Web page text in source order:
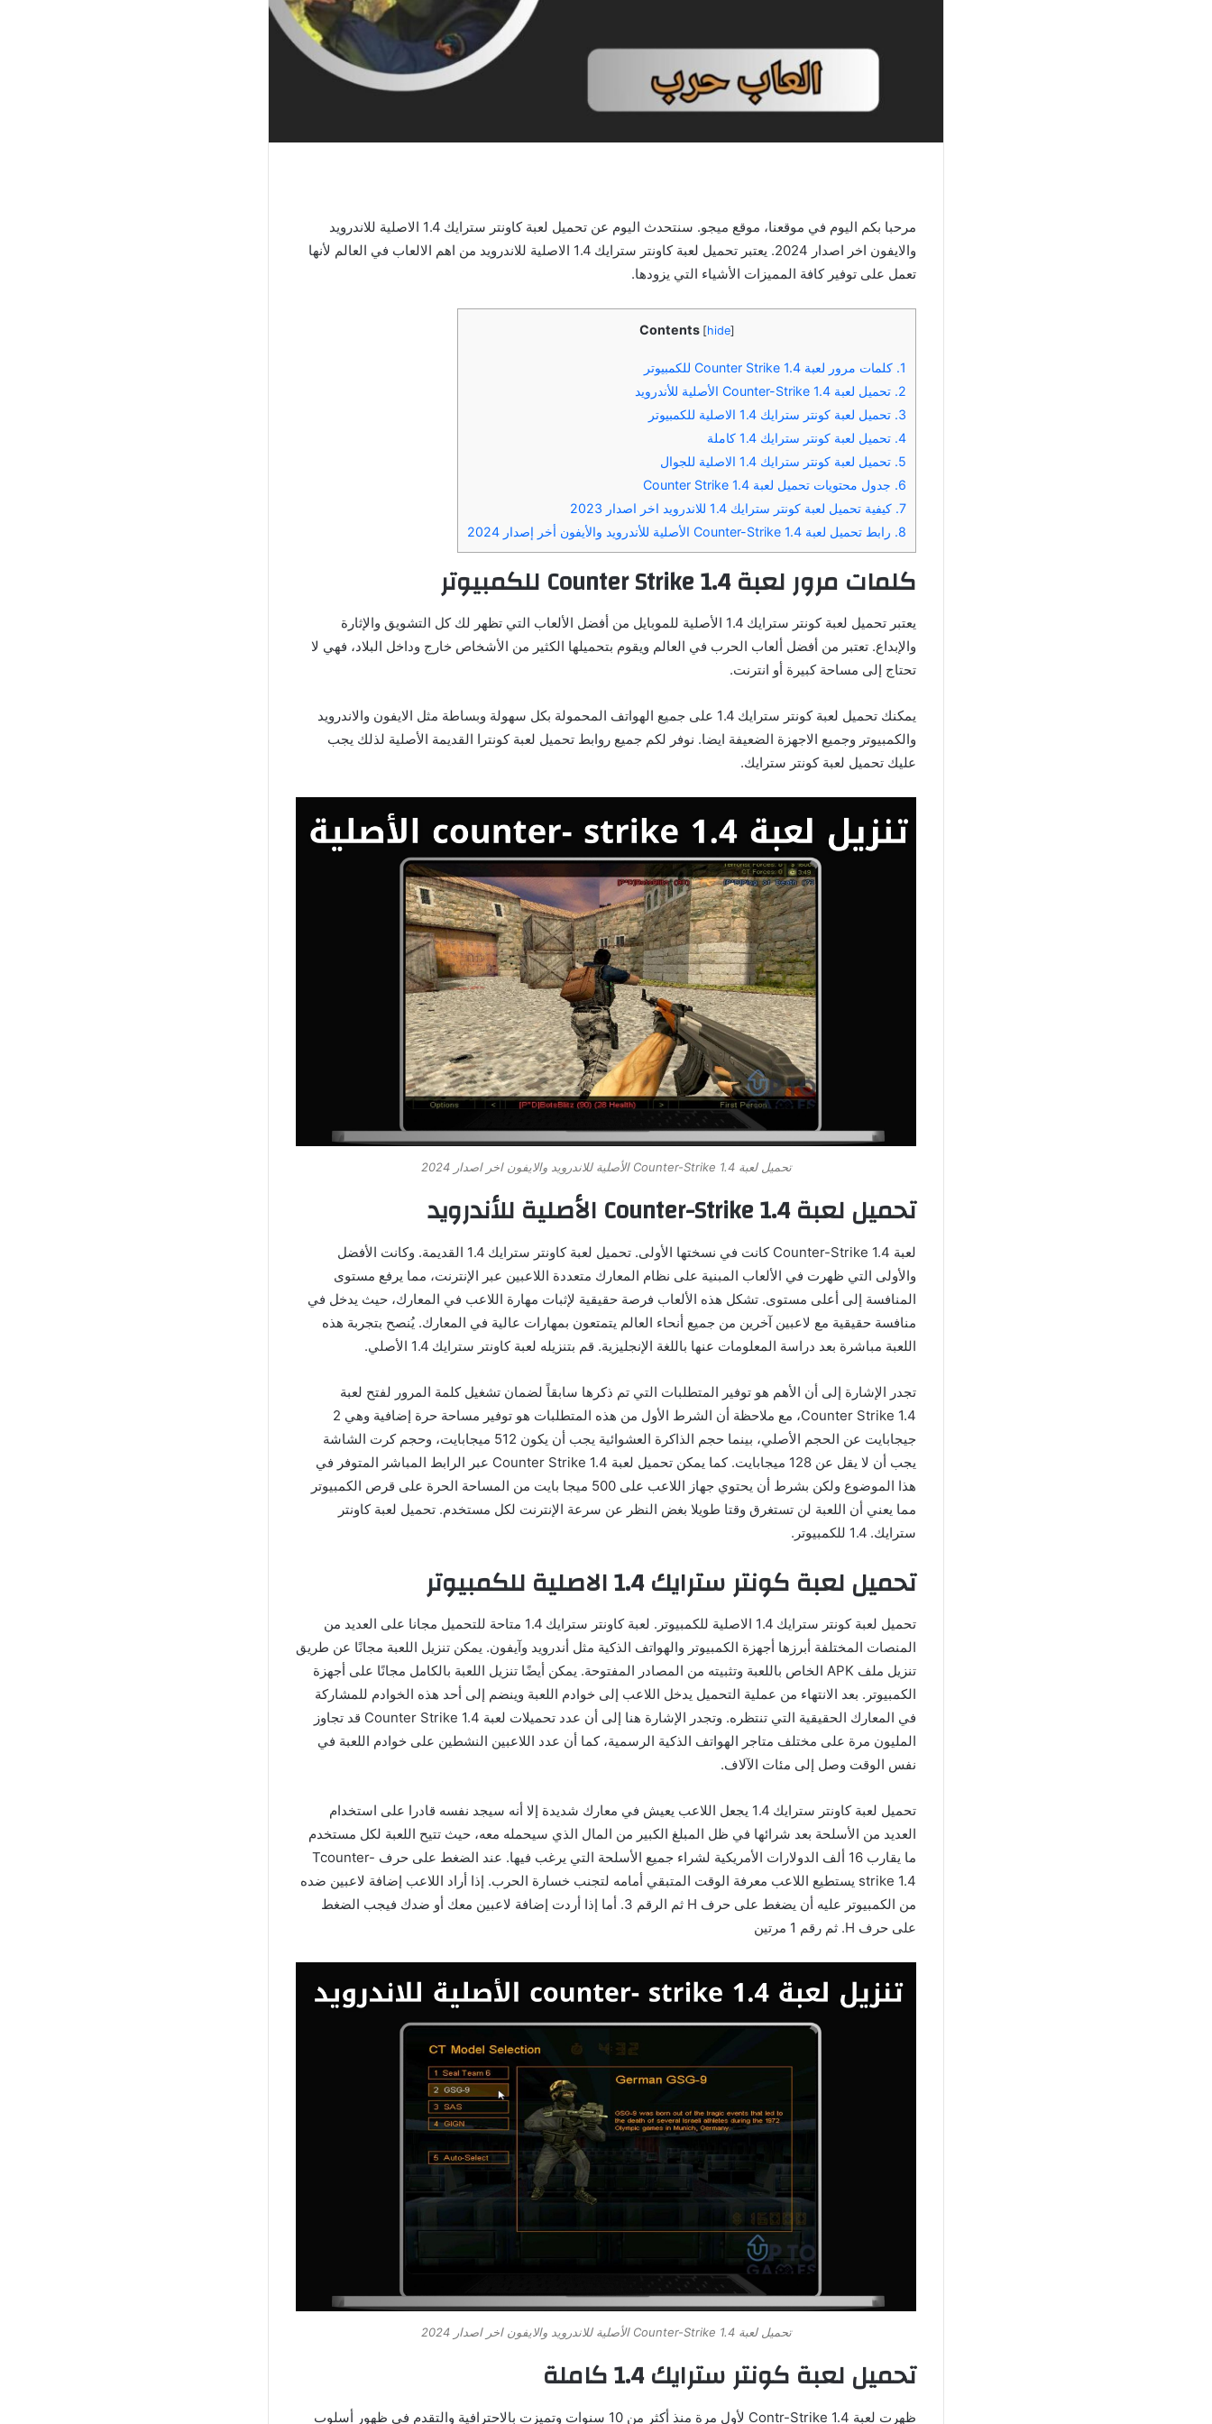
مرحبا بكم اليوم في موقعنا، موقع ميجو. سنتحدث اليوم عن تحميل لعبة كاونتر سترايك 1.4 الاصلية للاندرويد
والايفون اخر اصدار 2024. يعتبر تحميل لعبة كاونتر سترايك 1.4 الاصلية للاندرويد من اهم الالعاب في العالم لأنها
تعمل على توفير كافة المميزات الأشياء التي يزودها.
Contents [hide]
1. كلمات مرور لعبة Counter Strike 1.4 للكمبيوتر
2. تحميل لعبة Counter-Strike 1.4 الأصلية للأندرويد
3. تحميل لعبة كونتر سترايك 1.4 الاصلية للكمبيوتر
4. تحميل لعبة كونتر سترايك 1.4 كاملة
5. تحميل لعبة كونتر سترايك 1.4 الاصلية للجوال
6. جدول محتويات تحميل لعبة Counter Strike 1.4
7. كيفية تحميل لعبة كونتر سترايك 1.4 للاندرويد اخر اصدار 2023
8. رابط تحميل لعبة Counter-Strike 1.4 الأصلية للأندرويد والأيفون أخر إصدار 2024
كلمات مرور لعبة Counter Strike 1.4 للكمبيوتر
يعتبر تحميل لعبة كونتر سترايك 1.4 الأصلية للموبايل من أفضل الألعاب التي تظهر لك كل التشويق والإثارة
والإبداع. تعتبر من أفضل ألعاب الحرب في العالم ويقوم بتحميلها الكثير من الأشخاص خارج وداخل البلاد، فهي لا
تحتاج إلى مساحة كبيرة أو انترنت.
يمكنك تحميل لعبة كونتر سترايك 1.4 على جميع الهواتف المحمولة بكل سهولة وبساطة مثل الايفون والاندرويد
والكمبيوتر وجميع الاجهزة الضعيفة ايضا. نوفر لكم جميع روابط تحميل لعبة كونترا القديمة الأصلية لذلك يجب
عليك تحميل لعبة كونتر سترايك.
تحميل لعبة Counter-Strike 1.4 الأصلية للاندرويد والايفون اخر اصدار 2024
تحميل لعبة Counter-Strike 1.4 الأصلية للأندرويد
لعبة Counter-Strike 1.4 كانت في نسختها الأولى. تحميل لعبة كاونتر سترايك 1.4 القديمة. وكانت الأفضل
والأولى التي ظهرت في الألعاب المبنية على نظام المعارك متعددة اللاعبين عبر الإنترنت، مما يرفع مستوى
المنافسة إلى أعلى مستوى. تشكل هذه الألعاب فرصة حقيقية لإثبات مهارة اللاعب في المعارك، حيث يدخل في
منافسة حقيقية مع لاعبين آخرين من جميع أنحاء العالم يتمتعون بمهارات عالية في المعارك. يُنصح بتجربة هذه
اللعبة مباشرة بعد دراسة المعلومات عنها باللغة الإنجليزية. قم بتنزيله لعبة كاونتر سترايك 1.4 الأصلي.
تجدر الإشارة إلى أن الأهم هو توفير المتطلبات التي تم ذكرها سابقاً لضمان تشغيل كلمة المرور لفتح لعبة
Counter Strike 1.4، مع ملاحظة أن الشرط الأول من هذه المتطلبات هو توفير مساحة حرة إضافية وهي 2
جيجابايت عن الحجم الأصلي، بينما حجم الذاكرة العشوائية يجب أن يكون 512 ميجابايت، وحجم كرت الشاشة
يجب أن لا يقل عن 128 ميجابايت. كما يمكن تحميل لعبة Counter Strike 1.4 عبر الرابط المباشر المتوفر في
هذا الموضوع ولكن بشرط أن يحتوي جهاز اللاعب على 500 ميجا بايت من المساحة الحرة على قرص الكمبيوتر
مما يعني أن اللعبة لن تستغرق وقتا طويلا بغض النظر عن سرعة الإنترنت لكل مستخدم. تحميل لعبة كاونتر
سترايك. 1.4 للكمبيوتر.
تحميل لعبة كونتر سترايك 1.4 الاصلية للكمبيوتر
تحميل لعبة كونتر سترايك 1.4 الاصلية للكمبيوتر. لعبة كاونتر سترايك 1.4 متاحة للتحميل مجانا على العديد من
المنصات المختلفة أبرزها أجهزة الكمبيوتر والهواتف الذكية مثل أندرويد وآيفون. يمكن تنزيل اللعبة مجانًا عن طريق
تنزيل ملف APK الخاص باللعبة وتثبيته من المصادر المفتوحة. يمكن أيضًا تنزيل اللعبة بالكامل مجانًا على أجهزة
الكمبيوتر. بعد الانتهاء من عملية التحميل يدخل اللاعب إلى خوادم اللعبة وينضم إلى أحد هذه الخوادم للمشاركة
في المعارك الحقيقية التي تنتظره. وتجدر الإشارة هنا إلى أن عدد تحميلات لعبة Counter Strike 1.4 قد تجاوز
المليون مرة على مختلف متاجر الهواتف الذكية الرسمية، كما أن عدد اللاعبين النشطين على خوادم اللعبة في
نفس الوقت وصل إلى مئات الآلاف.
تحميل لعبة كاونتر سترايك 1.4 يجعل اللاعب يعيش في معارك شديدة إلا أنه سيجد نفسه قادرا على استخدام
العديد من الأسلحة بعد شرائها في ظل المبلغ الكبير من المال الذي سيحمله معه، حيث تتيح اللعبة لكل مستخدم
ما يقارب 16 ألف الدولارات الأمريكية لشراء جميع الأسلحة التي يرغب فيها. عند الضغط على حرف Tcounter-
strike 1.4 يستطيع اللاعب معرفة الوقت المتبقي أمامه لتجنب خسارة الحرب. إذا أراد اللاعب إضافة لاعبين ضده
من الكمبيوتر عليه أن يضغط على حرف H ثم الرقم 3. أما إذا أردت إضافة لاعبين معك أو ضدك فيجب الضغط
على حرف H. ثم رقم 1 مرتين
تحميل لعبة Counter-Strike 1.4 الأصلية للاندرويد والايفون اخر اصدار 2024
تحميل لعبة كونتر سترايك 1.4 كاملة
ظهرت لعبة Contr-Strike 1.4 لأول مرة منذ أكثر من 10 سنوات وتميزت بالاحترافية والتقدم في ظهور أسلوب